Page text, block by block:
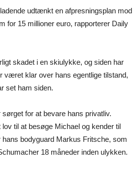
udtænkt en afpresningsplan mod
for 15 millioner euro, rapporterer Daily
skadet i en skiulykke, og siden har
været klar over hans egentlige tilstand,
set ham siden.
for at bevare hans privatliv.
lov til at besøge Michael og kender til
hans bodyguard Markus Fritsche, som
18 måneder inden ulykken.